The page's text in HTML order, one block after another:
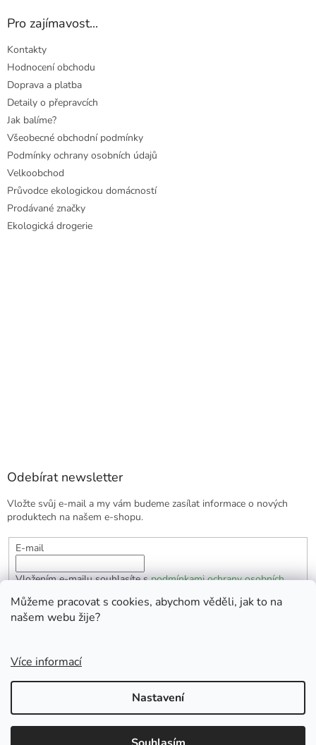
Můžeme pracovat s cookies, abychom věděli, jak to na
našem webu žije?
Více informací
Nastavení
Pro zajímavost...
Kontakty
Hodnocení obchodu
Doprava a platba
Detaily o přepravcích
Jak balíme?
Všeobecné obchodní podmínky
Podmínky ochrany osobních údajů
Velkoobchod
Průvodce ekologickou domácností
Prodávané značky
Ekologická drogerie
Odebírat newsletter
Vložte svůj e-mail a my vám budeme zasílat informace o nových
produktech na našem e-shopu.
E-mail
Vložením e-mailu souhlasíte spodmínkami ochrany osobních
PŘIHLÁSIT SE
Copyright 2026EKOlogická domácnost. Všechna práva